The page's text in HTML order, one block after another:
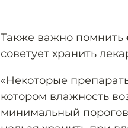
Также важно помнить
советует хранить
«Некоторые
котором влажность
минимальный